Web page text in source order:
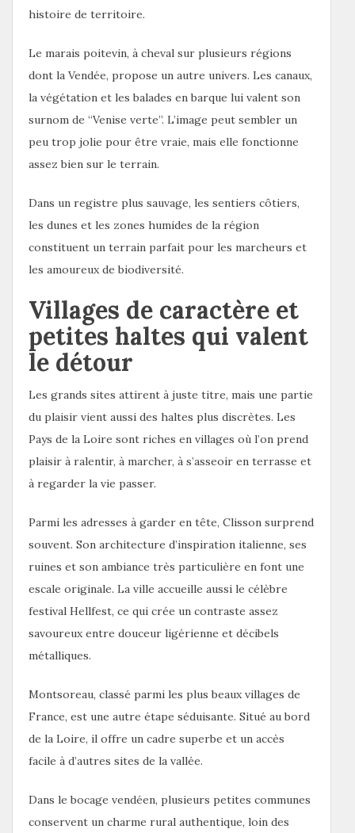
histoire de territoire.
Le marais poitevin, à cheval sur plusieurs régions
dont la Vendée, propose un autre univers. Les canaux,
la végétation et les balades en barque lui valent son
surnom de “Venise verte”. L’image peut sembler un
peu trop jolie pour être vraie, mais elle fonctionne
assez bien sur le terrain.
Dans un registre plus sauvage, les sentiers côtiers,
les dunes et les zones humides de la région
constituent un terrain parfait pour les marcheurs et
les amoureux de biodiversité.
Villages de caractère et
petites haltes qui valent
le détour
Les grands sites attirent à juste titre, mais une partie
du plaisir vient aussi des haltes plus discrètes. Les
Pays de la Loire sont riches en villages où l’on prend
plaisir à ralentir, à marcher, à s’asseoir en terrasse et
à regarder la vie passer.
Parmi les adresses à garder en tête, Clisson surprend
souvent. Son architecture d’inspiration italienne, ses
ruines et son ambiance très particulière en font une
escale originale. La ville accueille aussi le célèbre
festival Hellfest, ce qui crée un contraste assez
savoureux entre douceur ligérienne et décibels
métalliques.
Montsoreau, classé parmi les plus beaux villages de
France, est une autre étape séduisante. Situé au bord
de la Loire, il offre un cadre superbe et un accès
facile à d’autres sites de la vallée.
Dans le bocage vendéen, plusieurs petites communes
conservent un charme rural authentique, loin des